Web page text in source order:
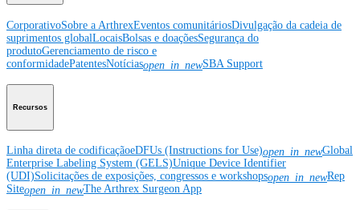
CorporativoSobre a ArthrexEventos comunitáriosDivulgação da cadeia de
suprimentos globalLocaisBolsas e doaçõesSegurança do
produtoGerenciamento de risco e
conformidadePatentesNotíciasopen_in_newSBA Support
Recursos
Linha direta de codificaçãoeDFUs (Instructions for Use)open_in_newGlobal
Enterprise Labeling System (GELS)Unique Device Identifier
(UDI)Solicitações de exposições, congressos e workshopsopen_in_newRep
Siteopen_in_newThe Arthrex Surgeon App